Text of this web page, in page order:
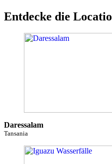
Entdecke die
Daressalam
Tansania